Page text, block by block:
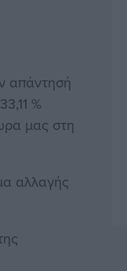
απάντησή
%
μας στη
αλλαγής